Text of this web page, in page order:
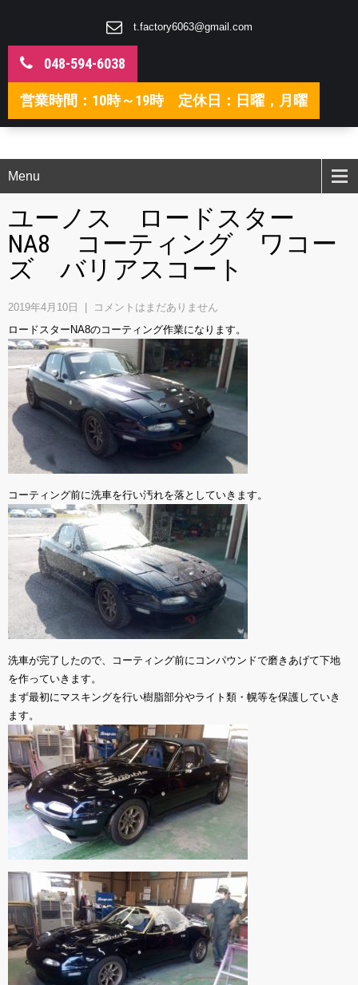
t.factory6063@gmail.com
048-594-6038
営業時間：10時～19時 定休日：日曜，月曜
Menu
ユーノス ロードスター
NA8 コーティング ワコー
ズ バリアスコート
2019年4月10日
コメントはまだありません
ロードスターNA8のコーティング作業になります。
コーティング前に洗車を行い汚れを落としていきます。
洗車が完了したので、コーティング前にコンパウンドで磨きあげて下地
を作っていきます。
まず最初にマスキングを行い樹脂部分やライト類・幌等を保護していき
ます。